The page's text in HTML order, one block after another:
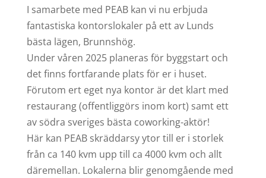
I samarbete med PEAB kan vi nu erbjuda
fantastiska kontorslokaler på ett av Lunds
bästa lägen, Brunnshög.
Under våren 2025 planeras för byggstart och
det finns fortfarande plats för er i huset.
Förutom ert eget nya kontor är det klart med
restaurang (offentliggörs inom kort) samt ett
av södra sveriges bästa coworking-aktör!
Här kan PEAB skräddarsy ytor till er i storlek
från ca 140 kvm upp till ca 4000 kvm och allt
däremellan. Lokalerna blir genomgående med